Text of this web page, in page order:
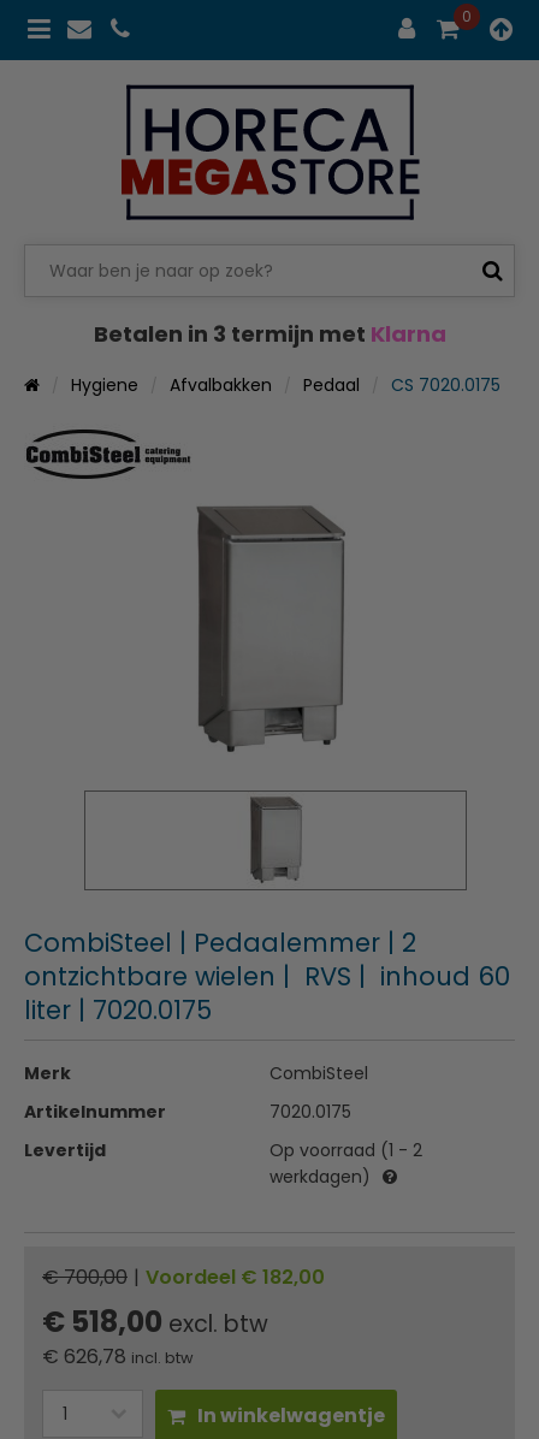
0
Betalen in 3 termijn met Klarna
Hygiene Afvalbakken Pedaal CS 7020.0175
CombiSteel | Pedaalemmer | 2
ontzichtbare wielen | RVS | inhoud 60
liter | 7020.0175
Merk
CombiSteel
Artikelnummer
7020.0175
Levertijd
Op voorraad (1 - 2
werkdagen)
€ 700,00 | Voordeel € 182,00
€ 518,00 excl. btw
€ 626,78 incl. btw
In winkelwagentje